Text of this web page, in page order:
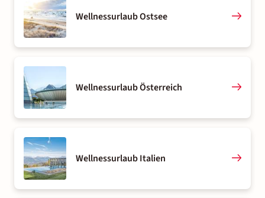
Wellnessurlaub Ostsee
Wellnessurlaub Österreich
Wellnessurlaub Italien